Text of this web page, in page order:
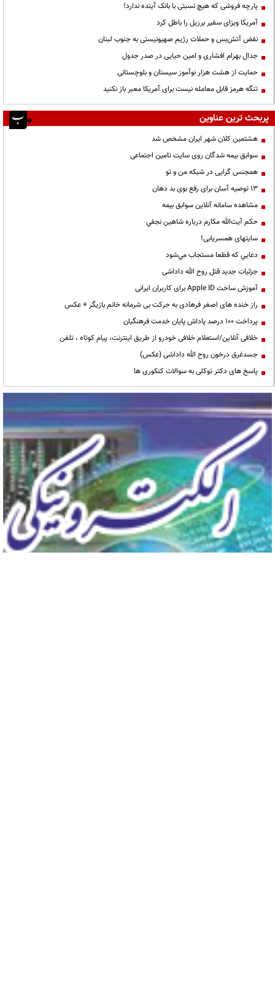
پارچه فروشی که هیچ نسبتی با بانک آینده ندارد!
آمریکا ویزای سفیر برزیل را باطل کرد
نقض آتش‌بس و حملات رژیم صهیونیستی به جنوب لبنان
جدال بهرام افشاری و امین حیایی در صدر جدول
حمایت از هشت هزار نوآموز سیستان و بلوچستانی
تنگه هرمز قابل معامله نیست برای آمریکا معبر باز نکنید
پربحث ترین عناوین
هشتمین کلان شهر ایران مشخص شد
سوابق بیمه شدگان روی سایت تامین اجتماعی
همجنس گرایی در شبکه من و تو
13 توصیه آسان برای رفع بوی بد دهان
مشاهده سامانه آنلاين سوابق بیمه
حكم آيت‌الله مكارم درباره شاهين نجفي
سایتهای همسریابی!
دعايي كه قطعا مستجاب مي‌شود
جزئیات جدید قتل روح الله داداشی
آموزش ساخت Apple ID برای کاربران ایرانی
راز خنده های اصغر فرهادی به حرکت بی شرمانه خانم بازیگر + عکس
پرداخت ۱۰۰ درصد پاداش پایان خدمت فرهنگیان
خلافی آنلاین/استعلام خلافی خودرو از طریق اینترنت، پیام کوتاه ، تلفن
جسدغرق درخون روح الله داداشی (عکس)
پاسخ های دکتر توکلی به سوالات کنکوری ها